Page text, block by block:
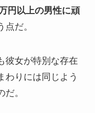
円以上の男性に頑
点だ。
彼女が特別な存在
わりには同じよう
。